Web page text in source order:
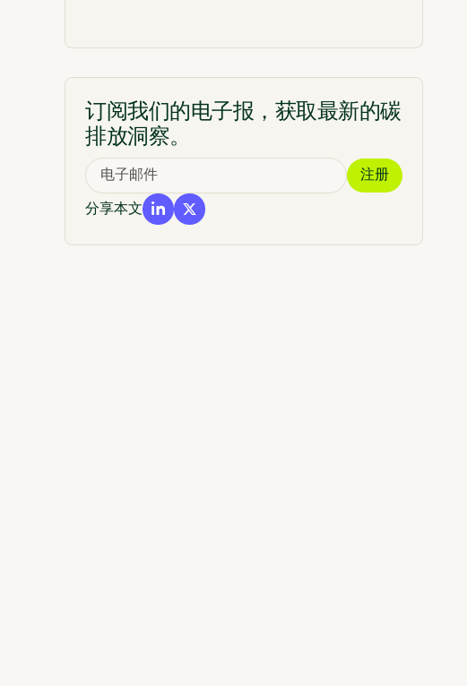
订阅我们的电子报，获取最新的碳
排放洞察。
分享本文